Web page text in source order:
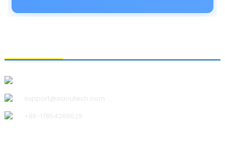
support@xiaoutech.com
+86-17854265629